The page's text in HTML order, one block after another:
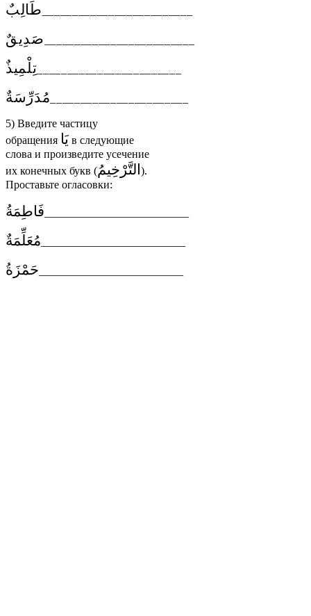
طَالِبٌ
صَدِيقٌ
تِلْمِيذٌ
مُدَرِّسَةٌ
5) Введите частицу
обращения يَا в следующие
слова и произведите усечение
их конечных букв (التَّرْخِيمُ ).
Проставьте огласовки:
فَاطِمَةُ
مُعَلِّمَةٌ
حَمْزَةُ